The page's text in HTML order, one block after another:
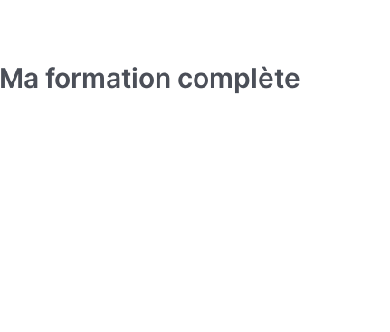
Ma formation complète